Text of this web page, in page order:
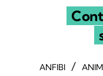
ANFIBI /